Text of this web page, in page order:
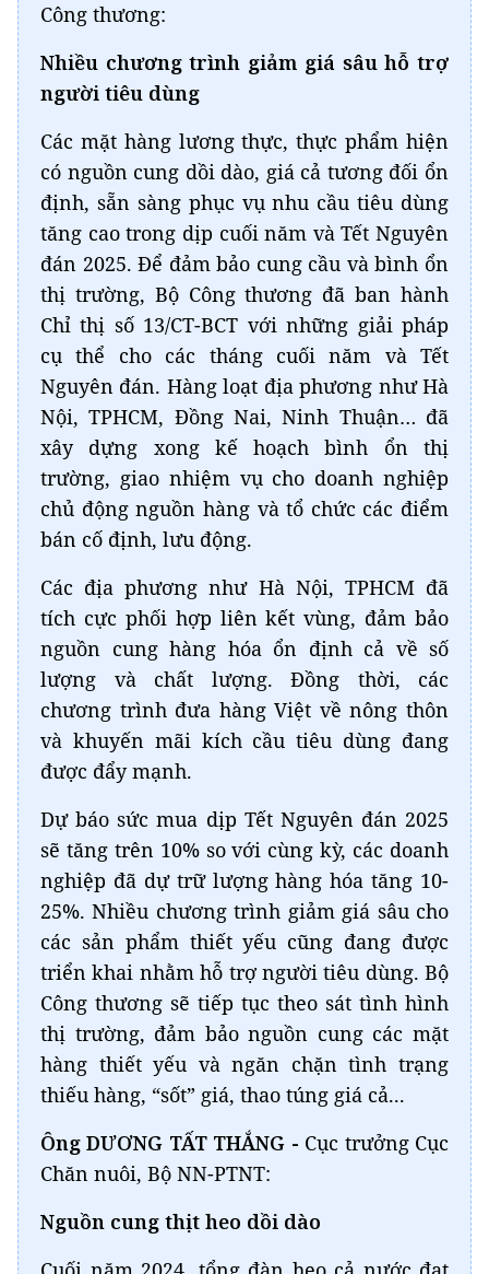
Công thương:
Nhiều chương trình giảm giá sâu hỗ trợ
người tiêu dùng
Các mặt hàng lương thực, thực phẩm hiện
có nguồn cung dồi dào, giá cả tương đối ổn
định, sẵn sàng phục vụ nhu cầu tiêu dùng
tăng cao trong dịp cuối năm và Tết Nguyên
đán 2025. Để đảm bảo cung cầu và bình ổn
thị trường, Bộ Công thương đã ban hành
Chỉ thị số 13/CT-BCT với những giải pháp
cụ thể cho các tháng cuối năm và Tết
Nguyên đán. Hàng loạt địa phương như Hà
Nội, TPHCM, Đồng Nai, Ninh Thuận… đã
xây dựng xong kế hoạch bình ổn thị
trường, giao nhiệm vụ cho doanh nghiệp
chủ động nguồn hàng và tổ chức các điểm
bán cố định, lưu động.
Các địa phương như Hà Nội, TPHCM đã
tích cực phối hợp liên kết vùng, đảm bảo
nguồn cung hàng hóa ổn định cả về số
lượng và chất lượng. Đồng thời, các
chương trình đưa hàng Việt về nông thôn
và khuyến mãi kích cầu tiêu dùng đang
được đẩy mạnh.
Dự báo sức mua dịp Tết Nguyên đán 2025
sẽ tăng trên 10% so với cùng kỳ, các doanh
nghiệp đã dự trữ lượng hàng hóa tăng 10-
25%. Nhiều chương trình giảm giá sâu cho
các sản phẩm thiết yếu cũng đang được
triển khai nhằm hỗ trợ người tiêu dùng. Bộ
Công thương sẽ tiếp tục theo sát tình hình
thị trường, đảm bảo nguồn cung các mặt
hàng thiết yếu và ngăn chặn tình trạng
thiếu hàng, “sốt” giá, thao túng giá cả...
Ông DƯƠNG TẤT THẮNG - Cục trưởng Cục
Chăn nuôi, Bộ NN-PTNT:
Nguồn cung thịt heo dồi dào